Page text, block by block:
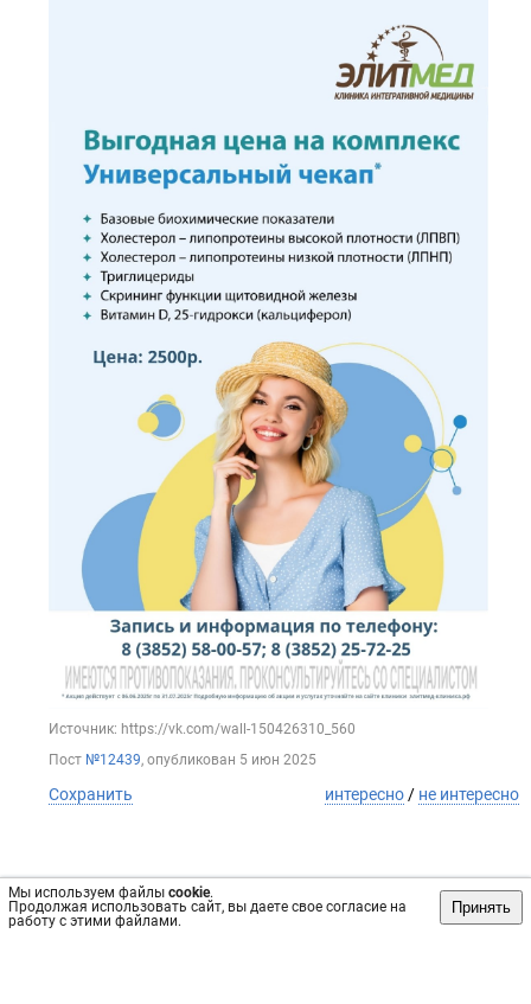
Мы используем файлы cookie.
Продолжая использовать сайт, вы даете свое согласие на
работу с этими файлами.
Принять
Источник: https://vk.com/wall-150426310_560
Пост №12439, опубликован 5 июн 2025
Сохранить интересно / не интересно